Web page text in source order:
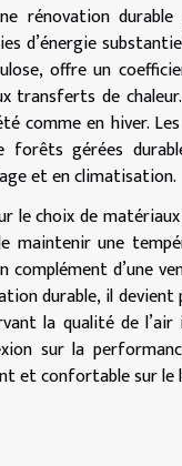
rénovation
d’énergie
offre un
transferts de
comme en hiver.
gérées
et en climatisation.
le choix de
maintenir une
d’une
durable, il
la qualité de
sur la
et confortable sur le